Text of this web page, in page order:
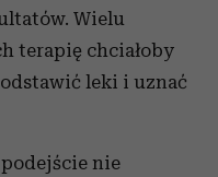
Wielu
terapię chciałoby
leki i uznać
nie